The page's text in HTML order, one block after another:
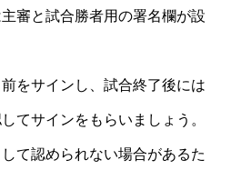
審と試合勝者用の署名欄が設
をサインし、試合終了後には
てサインをもらいましょう。
て認められない場合があるた